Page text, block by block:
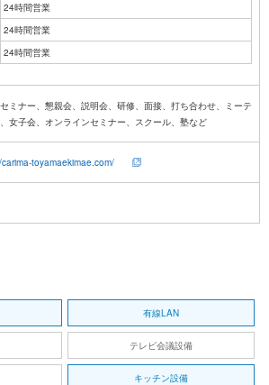
24時間営業
24時間営業
24時間営業
ミナー、懇親会、説明会、研修、面接、打ち合わせ、ミーテ
女子会、オンラインセミナー、スクール、塾など
toyamaekimae.com/
有線LAN
テレビ会議設備
キッチン設備